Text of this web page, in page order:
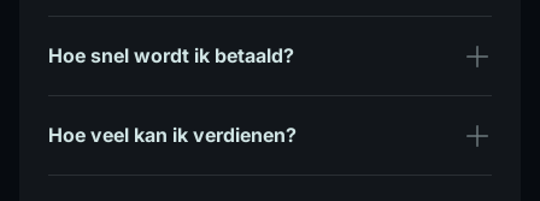
Hoe snel wordt ik betaald?
Hoe veel kan ik verdienen?